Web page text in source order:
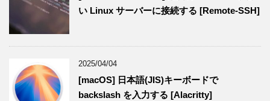
い Linux サーバーに接続する [Remote-SSH]
2025/04/04
[macOS] 日本語(JIS)キーボードで
backslash を入力する [Alacritty]